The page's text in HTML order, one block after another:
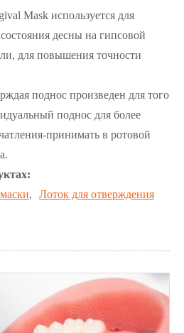
Mask используется для
десны на гипсовой
для повышения точности
поднос произведен для того
поднос для более
принимать в ротовой
,
Лоток для отверждения